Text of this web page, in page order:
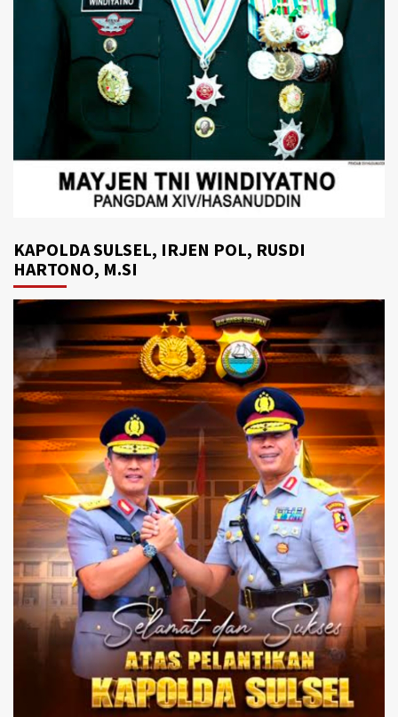
KAPOLDA SULSEL, IRJEN POL, RUSDI
HARTONO, M.SI